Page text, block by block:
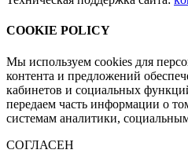
COOKIE POLICY
Мы используем cookies для
контента и предложений
кабинетов и социальных
передаем часть информации о
системам аналитики,
СОГЛАСЕН